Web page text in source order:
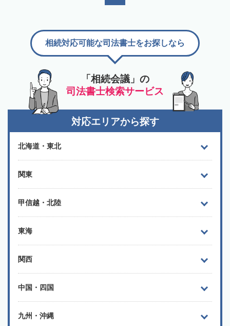
「相続会議」の
司法書士検索サービス
相続対応可能な司法書士をお探しなら
対応エリアから探す
北海道・東北
関東
甲信越・北陸
東海
関西
中国・四国
九州・沖縄